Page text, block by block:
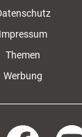
Impressum
Themen
Werbung